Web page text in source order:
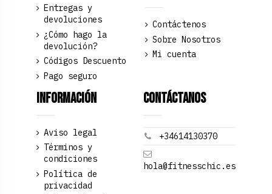
Entregas y
devoluciones
¿Cómo hago la
devolución?
Códigos Descuento
Pago seguro
Contáctenos
Sobre Nosotros
Mi cuenta
Información
Aviso legal
Términos y
condiciones
Política de
privacidad
Contáctanos
+34614130370
hola@fitnesschic.es